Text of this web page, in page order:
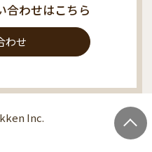
合わせはこちら
わせ
Inc.